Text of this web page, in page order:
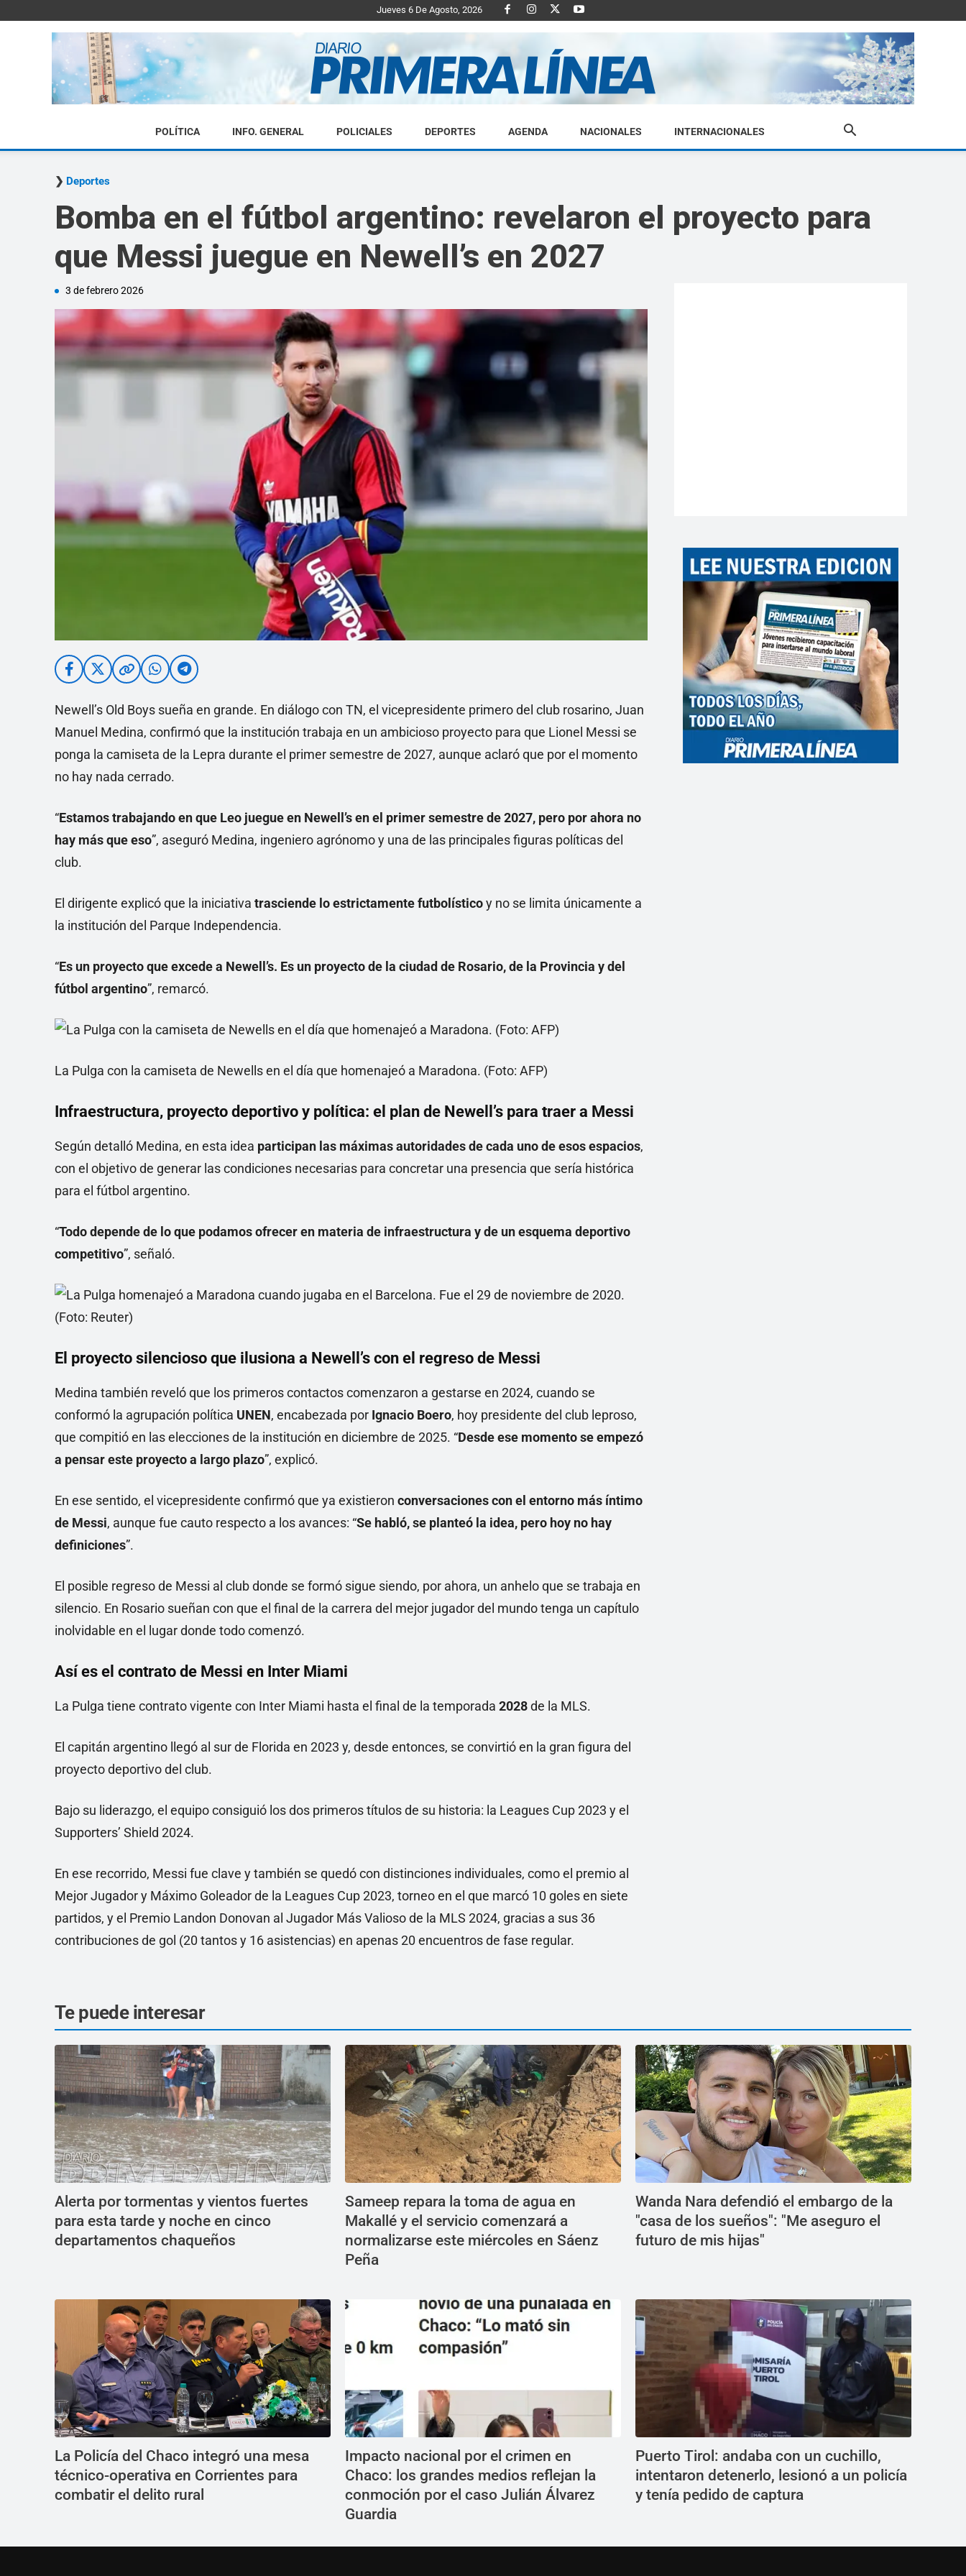
Jueves 6 De Agosto, 2026
Diario
POLÍTICA INFO. GENERAL POLICIALES DEPORTES AGENDA NACIONALES INTERNACIONALES
Deportes
Bomba en el fútbol argentino: revelaron el proyecto para
que Messi juegue en Newell’s en 2027
3 de febrero 2026
Newell’s Old Boys sueña en grande. En diálogo con TN, el vicepresidente primero del club rosarino, Juan
Manuel Medina, confirmó que la institución trabaja en un ambicioso proyecto para que Lionel Messi se
ponga la camiseta de la Lepra durante el primer semestre de 2027, aunque aclaró que por el momento
no hay nada cerrado.
“Estamos trabajando en que Leo juegue en Newell’s en el primer semestre de 2027, pero por ahora no
hay más que eso”, aseguró Medina, ingeniero agrónomo y una de las principales figuras políticas del
club.
El dirigente explicó que la iniciativa trasciende lo estrictamente futbolísticoy no se limita únicamente a
la institución del Parque Independencia.
“Es un proyecto que excede a Newell’s. Es un proyecto de la ciudad de Rosario, de la Provincia y del
fútbol argentino”, remarcó.
La Pulga con la camiseta de Newells en el día que homenajeó a Maradona. (Foto: AFP)
Infraestructura, proyecto deportivo y política: el plan de Newell’s para traer a Messi
Según detalló Medina, en esta idea participan las máximas autoridades de cada uno de esos espacios,
con el objetivo de generar las condiciones necesarias para concretar una presencia que sería histórica
para el fútbol argentino.
“Todo depende de lo que podamos ofrecer en materia de infraestructura y de un esquema deportivo
competitivo”, señaló.
El proyecto silencioso que ilusiona a Newell’s con el regreso de Messi
Medina también reveló que los primeros contactos comenzaron a gestarse en 2024, cuando se
conformó la agrupación política UNEN, encabezada por Ignacio Boero, hoy presidente del club leproso,
que compitió en las elecciones de la institución en diciembre de 2025. “Desde ese momento se empezó
a pensar este proyecto a largo plazo”, explicó.
En ese sentido, el vicepresidente confirmó que ya existieron conversaciones con el entorno más íntimo
de Messi, aunque fue cauto respecto a los avances: “Se habló, se planteó la idea, pero hoy no hay
definiciones”.
El posible regreso de Messi al club donde se formó sigue siendo, por ahora, un anhelo que se trabaja en
silencio. En Rosario sueñan con que el final de la carrera del mejor jugador del mundo tenga un capítulo
inolvidable en el lugar donde todo comenzó.
Así es el contrato de Messi en Inter Miami
La Pulga tiene contrato vigente con Inter Miami hasta el final de la temporada 2028de la MLS.
El capitán argentino llegó al sur de Florida en 2023 y, desde entonces, se convirtió en la gran figura del
proyecto deportivo del club.
Bajo su liderazgo, el equipo consiguió los dos primeros títulos de su historia: la Leagues Cup 2023 y el
Supporters’ Shield 2024.
En ese recorrido, Messi fue clave y también se quedó con distinciones individuales, como el premio al
Mejor Jugador y Máximo Goleador de la Leagues Cup 2023, torneo en el que marcó 10 goles en siete
partidos, y el Premio Landon Donovan al Jugador Más Valioso de la MLS 2024, gracias a sus 36
contribuciones de gol (20 tantos y 16 asistencias) en apenas 20 encuentros de fase regular.
Te puede interesar
Alerta por tormentas y vientos fuertes
para esta tarde y noche en cinco
departamentos chaqueños
Sameep repara la toma de agua en
Makallé y el servicio comenzará a
normalizarse este miércoles en Sáenz
Peña
Wanda Nara defendió el embargo de la
"casa de los sueños": "Me aseguro el
futuro de mis hijas"
La Policía del Chaco integró una mesa
técnico-operativa en Corrientes para
combatir el delito rural
Impacto nacional por el crimen en
Chaco: los grandes medios reflejan la
conmoción por el caso Julián Álvarez
Guardia
Puerto Tirol: andaba con un cuchillo,
intentaron detenerlo, lesionó a un policía
y tenía pedido de captura